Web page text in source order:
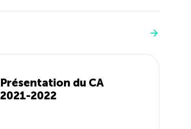
Présentation du CA
2021-2022